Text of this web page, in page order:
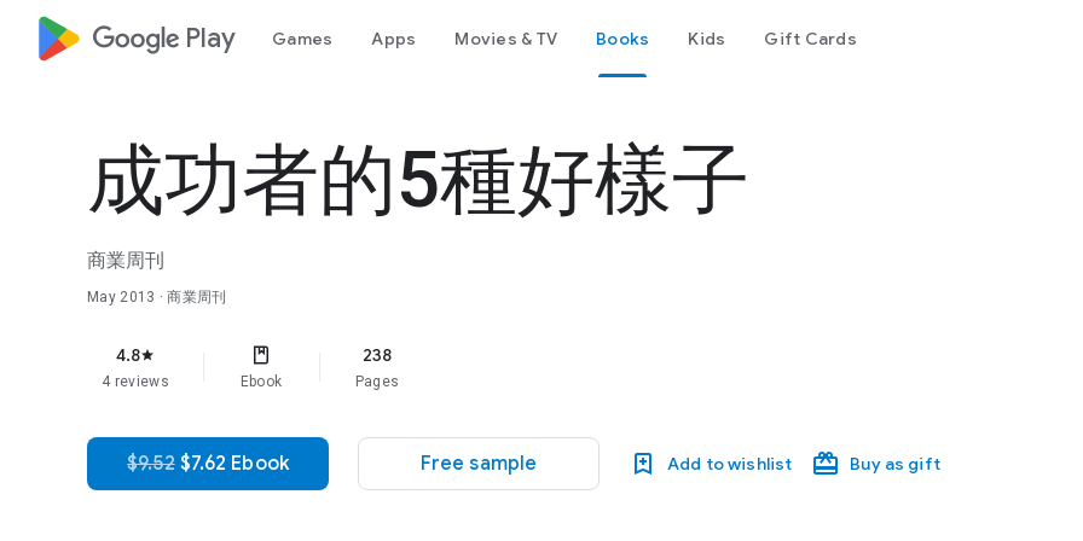
google_logo Play Games Apps Movies & TV Books Kids Gift Cards
成功者的5種好樣子
商業周刊
May 2013 · 商業周刊
4.8star
4 reviews Ebook
238
Pages
$9.52$7.62 Ebook Free sample Add to wishlist Buy as gift